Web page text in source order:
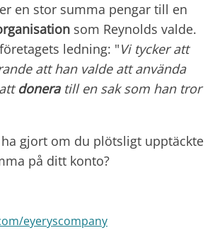
en stor summa pengar till en
som Reynolds valde.
ledning: "Vi tycker att
att han valde att använda
doneratill en sak som han tror
gjort om du plötsligt upptäckte
på ditt konto?
eyeryscompany